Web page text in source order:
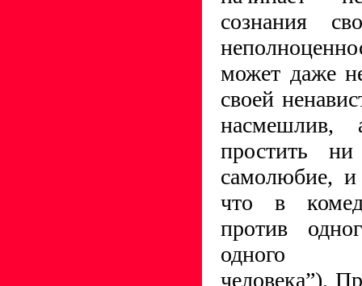
сознания
может даже
своей
простить
самолюбие, и
что в
против
одного
человека”).